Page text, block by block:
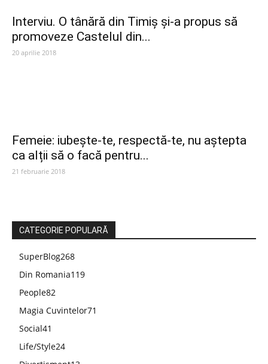
Interviu. O tânără din Timiș și-a propus să
promoveze Castelul din...
20 aprilie 2018
Femeie: iubește-te, respectă-te, nu aștepta
ca alții să o facă pentru...
21 februarie 2018
CATEGORIE POPULARĂ
SuperBlog268
Din Romania119
People82
Magia Cuvintelor71
Social41
Life/Style24